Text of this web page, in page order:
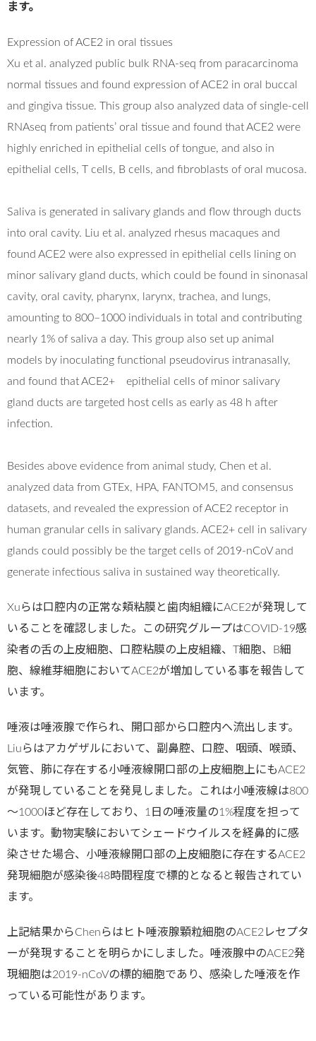
ます。
Expression of ACE2 in oral tissues
Xu et al. analyzed public bulk RNA-seq from paracarcinoma
normal tissues and found expression of ACE2 in oral buccal
and gingiva tissue. This group also analyzed data of single-cell
RNAseq from patients’ oral tissue and found that ACE2 were
highly enriched in epithelial cells of tongue, and also in
epithelial cells, T cells, B cells, and fibroblasts of oral mucosa.
Saliva is generated in salivary glands and flow through ducts
into oral cavity. Liu et al. analyzed rhesus macaques and
found ACE2 were also expressed in epithelial cells lining on
minor salivary gland ducts, which could be found in sinonasal
cavity, oral cavity, pharynx, larynx, trachea, and lungs,
amounting to 800–1000 individuals in total and contributing
nearly 1% of saliva a day. This group also set up animal
models by inoculating functional pseudovirus intranasally,
and found that ACE2+ epithelial cells of minor salivary
gland ducts are targeted host cells as early as 48 h after
infection.
Besides above evidence from animal study, Chen et al.
analyzed data from GTEx, HPA, FANTOM5, and consensus
datasets, and revealed the expression of ACE2 receptor in
human granular cells in salivary glands. ACE2+ cell in salivary
glands could possibly be the target cells of 2019-nCoV and
generate infectious saliva in sustained way theoretically.
Xuらは口腔内の正常な頬粘膜と歯肉組織にACE2が発現して
いることを確認しました。この研究グループはCOVID-19感
染者の舌の上皮細胞、口腔粘膜の上皮組織、T細胞、B細
胞、線維芽細胞においてACE2が増加している事を報告して
います。
唾液は唾液腺で作られ、開口部から口腔内へ流出します。
Liuらはアカゲザルにおいて、副鼻腔、口腔、咽頭、喉頭、
気管、肺に存在する小唾液線開口部の上皮細胞上にもACE2
が発現していることを発見しました。これは小唾液線は800
～1000ほど存在しており、1日の唾液量の1%程度を担って
います。動物実験においてシェードウイルスを経鼻的に感
染させた場合、小唾液線開口部の上皮細胞に存在するACE2
発現細胞が感染後48時間程度で標的となると報告されてい
ます。
上記結果からChenらはヒト唾液腺顆粒細胞のACE2レセプタ
ーが発現することを明らかにしました。唾液腺中のACE2発
現細胞は2019-nCoVの標的細胞であり、感染した唾液を作
っている可能性があります。